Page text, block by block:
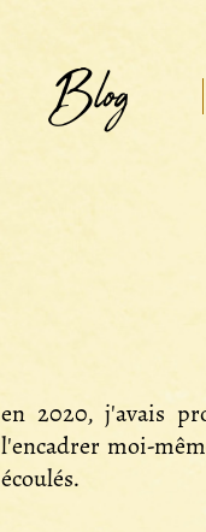
Blog
en 2020, j'avais
l'encadrer moi-
écoulés.